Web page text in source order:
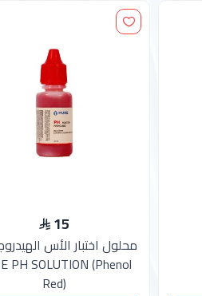
15
محلول اختبار الأس
PH SOLUTION (Phenol
Red)